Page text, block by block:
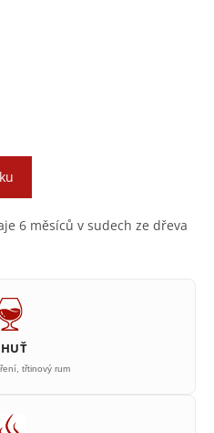
6 měsíců v sudech ze dřeva
třtinový rum